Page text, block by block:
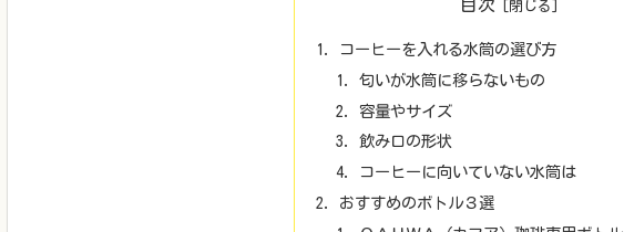
目次
コーヒーを入れる水筒の選び方
匂いが水筒に移らないもの
容量やサイズ
飲み口の形状
コーヒーに向いていない水筒は
おすすめのボトル３選